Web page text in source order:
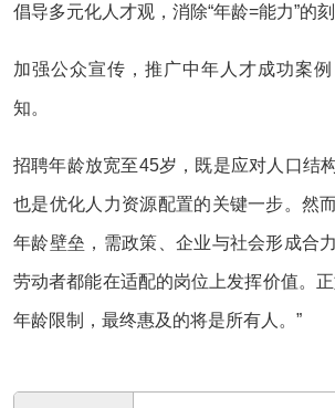
倡导多元化人才观，消除“年龄=能力”的刻
加强公众宣传，推广中年人才成功案
知。
招聘年龄放宽至45岁，既是应对人口结
也是优化人力资源配置的关键一步。然
年龄壁垒，需政策、企业与社会形成合
劳动者都能在适配的岗位上发挥价值。
年龄限制，最终惠及的将是所有人。”